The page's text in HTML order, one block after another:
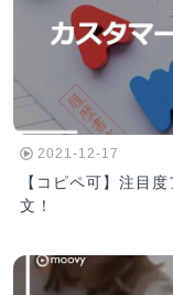
2021-12-17
【コピペ可】注目
文！